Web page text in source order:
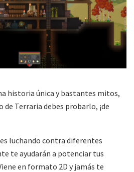
historia única y bastantes mitos,
de Terraria debes probarlo, ¡de
luchando contra diferentes
te ayudarán a potenciar tus
en formato 2D y jamás te